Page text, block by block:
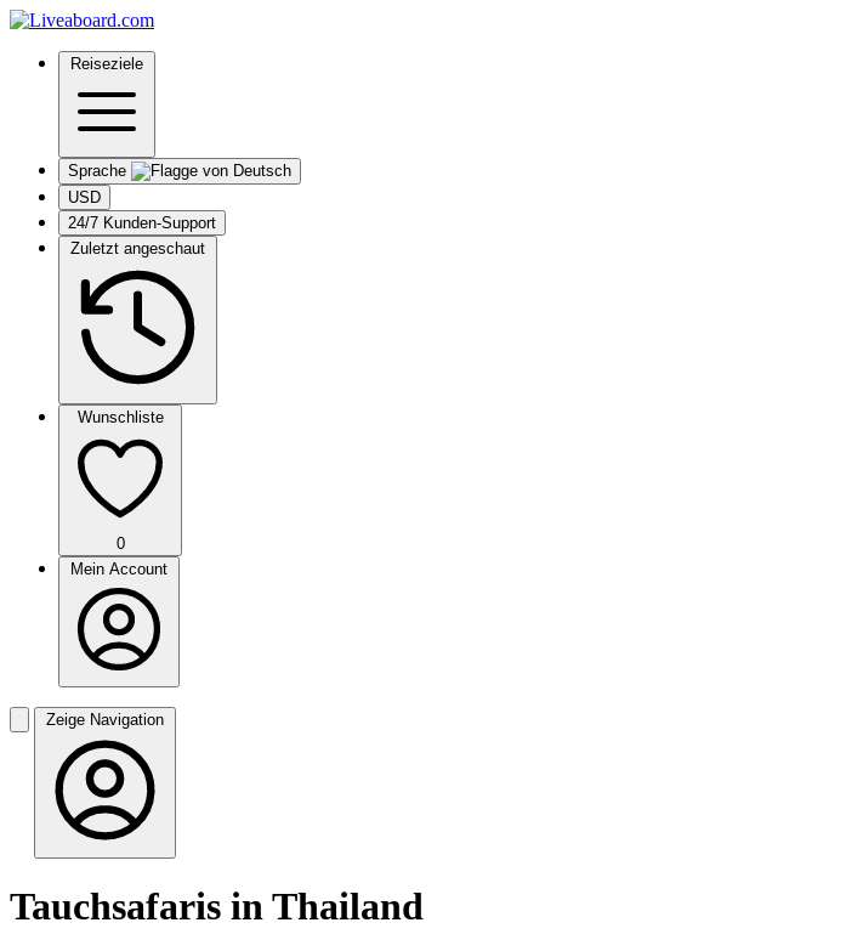
Reiseziele
Sprache
USD
24/7 Kunden-Support
Zuletzt angeschaut
Wunschliste
0
Mein Account
Zeige Navigation
Tauchsafaris in Thailand